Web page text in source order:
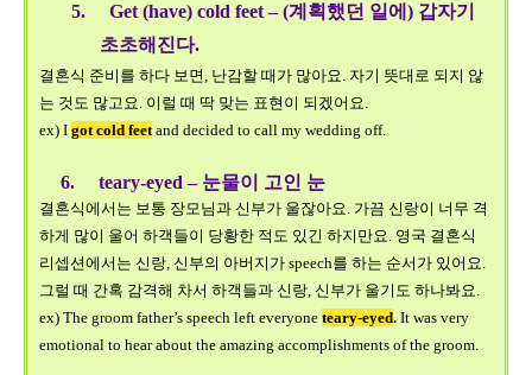
5. Get (have) cold feet – (계획했던 일에 ) 갑자기
초초해진다.
결혼식 준비를 하다 보면, 난감할 때가 많아요. 자기 뜻대로 되지 않
는 것도 많고요. 이럴 때 딱 맞는 표현이 되겠어요.
ex) I got cold feetand decided to call my wedding off.
6. teary-eyed – 눈물이 고인 눈
결혼식에서는 보통 장모님과 신부가 울잖아요. 가끔 신랑이 너무 격
하게 많이 울어 하객들이 당황한 적도 있긴 하지만요. 영국 결혼식
리셉션에서는 신랑, 신부의 아버지가 speech를 하는 순서가 있어요.
그럴 때 간혹 감격해 차서 하객들과 신랑, 신부가 울기도 하나봐요.
ex) The groom father’s speech left everyone teary-eyed. It was very
emotional to hear about the amazing accomplishments of the groom.